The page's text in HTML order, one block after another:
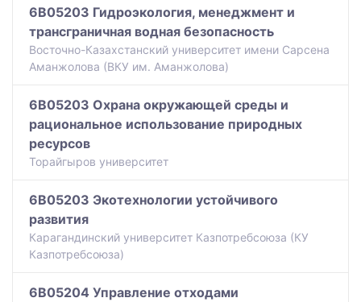
6B05203 Гидроэкология, менеджмент и
трансграничная водная безопасность
Восточно-Казахстанский университет имени Сарсена
Аманжолова (ВКУ им. Аманжолова)
6B05203 Охрана окружающей среды и
рациональное использование природных
ресурсов
Торайгыров университет
6B05203 Экотехнологии устойчивого
развития
Карагандинский университет Казпотребсоюза (КУ
Казпотребсоюза)
6B05204 Управление отходами